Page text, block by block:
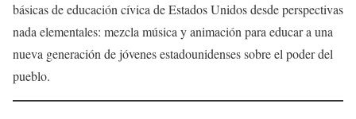
básicas de educación cívica de Estados Unidos desde perspectivas
nada elementales: mezcla música y animación para educar a una
nueva generación de jóvenes estadounidenses sobre el poder del
pueblo.